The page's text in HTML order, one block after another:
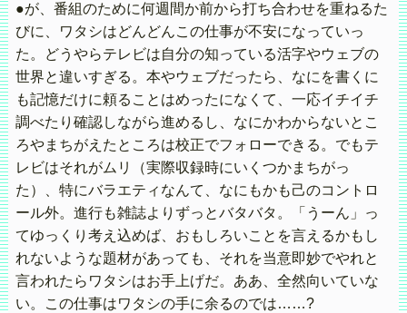
●が、番組のために何週間か前から打ち合わせを重ねるた
びに、ワタシはどんどんこの仕事が不安になっていっ
た。どうやらテレビは自分の知っている活字やウェブの
世界と違いすぎる。本やウェブだったら、なにを書くに
も記憶だけに頼ることはめったになくて、一応イチイチ
調べたり確認しながら進めるし、なにかわからないとこ
ろやまちがえたところは校正でフォローできる。でもテ
レビはそれがムリ（実際収録時にいくつかまちがっ
た）、特にバラエティなんて、なにもかも己のコントロ
ール外。進行も雑誌よりずっとバタバタ。「うーん」っ
てゆっくり考え込めば、おもしろいことを言えるかもし
れないような題材があっても、それを当意即妙でやれと
言われたらワタシはお手上げだ。ああ、全然向いていな
い。この仕事はワタシの手に余るのでは……?